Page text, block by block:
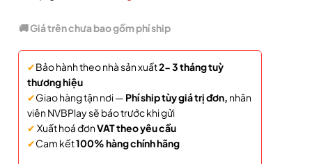
là:
5.700.000 ₫.
tại
là:
5.239.000 ₫.
🚚 Giá trên chưa bao gồm phí ship
✔Bảo hành theo nhà sản xuất2- 3 tháng tuỳ
thương hiệu
✔Giao hàng tận nơi — Phí ship tùy giá trị đơn, nhân
viên NVBPlay sẽ báo trước khi gửi
✔ Xuất hoá đơnVAT theo yêu cầu
✔Cam kết100% hàng chính hãng